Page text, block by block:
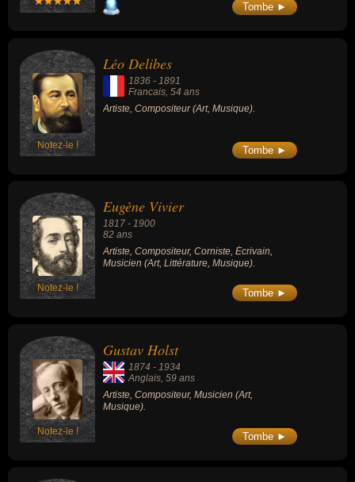
Tombe ►
Notez-le !
Léo Delibes
1836 - 1891
Francais , 54 ans
Artiste, Compositeur (Art, Musique).
Tombe ►
Notez-le !
Eugène Vivier
1817 - 1900
82 ans
Artiste, Compositeur, Corniste, Écrivain,
Musicien (Art, Littérature, Musique).
Tombe ►
Notez-le !
Gustav Holst
1874 - 1934
Anglais , 59 ans
Artiste, Compositeur, Musicien (Art,
Musique).
Tombe ►